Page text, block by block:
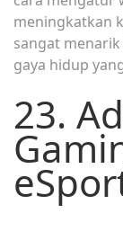
meningkatkan
sangat
gaya hidup
23.